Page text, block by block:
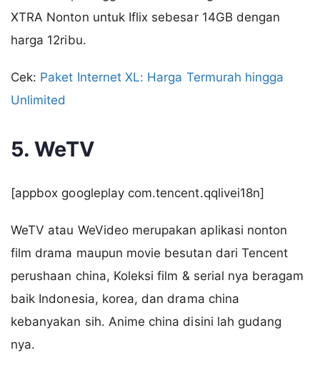
XTRA Nonton untuk Iflix sebesar 14GB dengan
harga 12ribu.
Cek: Paket Internet XL: Harga Termurah hingga
Unlimited
5. WeTV
[appbox googleplay com.tencent.qqlivei18n]
WeTV atau WeVideo merupakan aplikasi nonton
film drama maupun movie besutan dari Tencent
perushaan china, Koleksi film & serial nya beragam
baik Indonesia, korea, dan drama china
kebanyakan sih. Anime china disini lah gudang
nya.